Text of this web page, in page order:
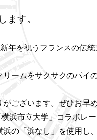
ます。
年を祝うフランスの伝
ームをサクサクのパイ
ございます。ぜひお早
浜市立大学」コラボレ
の「浜なし」を使用し